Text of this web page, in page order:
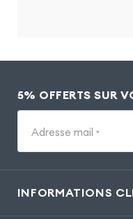
5% OFFERTS SUR
Adresse mail *
INFORMATIONS